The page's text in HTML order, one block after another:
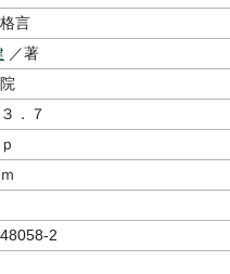
言
／著
．７
2